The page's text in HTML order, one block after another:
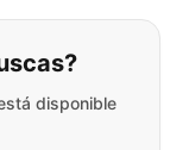
que está
disponible